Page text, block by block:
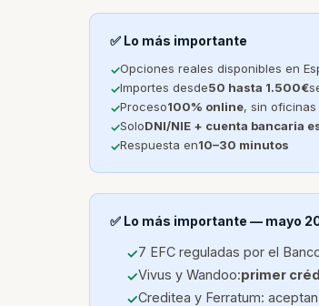
✅ Lo más importante
Opciones reales disponibles en
Importes desde50 hasta 1.500€
Proceso100% online, sin oficinas
SoloDNI/NIE + cuenta bancaria
Respuesta en10–30 minutos
✅ Lo más importante — mayo
7 EFC reguladas por el
Vivus y Wandoo:primer
Creditea y Ferratum: